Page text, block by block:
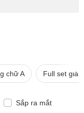
chữ A Full set
Sắp ra mắt